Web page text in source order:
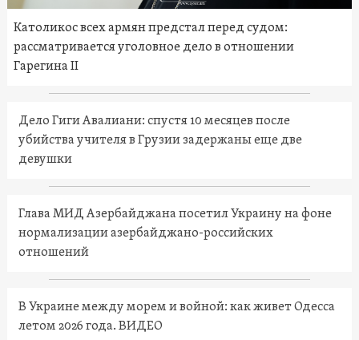
Католикос всех армян предстал перед судом:
рассматривается уголовное дело в отношении
Гарегина II
Дело Гиги Авалиани: спустя 10 месяцев после
убийства учителя в Грузии задержаны еще две
девушки
Глава МИД Азербайджана посетил Украину на фоне
нормализации азербайджано-российских
отношений
В Украине между морем и войной: как живет Одесса
летом 2026 года. ВИДЕО